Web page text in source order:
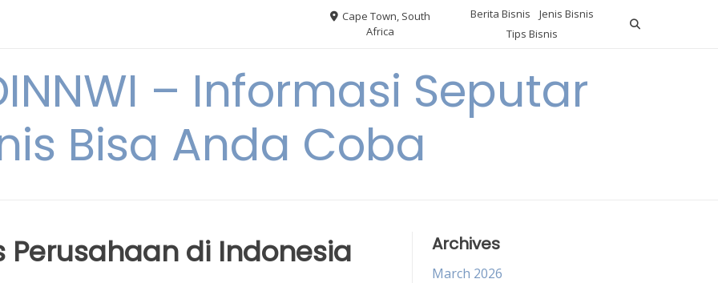
Cape Town, South
Africa
Berita Bisnis
Jenis Bisnis
Tips Bisnis
– Informasi Seputar
Bisa Anda Coba
Perusahaan di Indonesia Archives
March 2026